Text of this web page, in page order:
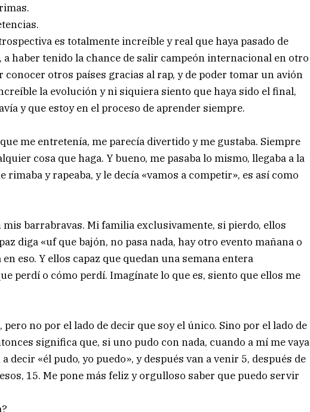
es totalmente increíble y real que haya pasado de
a haber tenido la chance de salir campeón internacional en otro
conocer otros países gracias al rap, y de poder tomar un avión
la evolución y ni siquiera siento que haya sido el final,
y que estoy en el proceso de aprender siempre.
me entretenía, me parecía divertido y me gustaba. Siempre
cosa que haga. Y bueno, me pasaba lo mismo, llegaba a la
rimaba y rapeaba, y le decía «vamos a competir», es así como
mis barrabravas. Mi familia exclusivamente, si pierdo, ellos
diga «uf que bajón, no pasa nada, hay otro evento mañana o
eso. Y ellos capaz que quedan una semana entera
perdí o cómo perdí. Imagínate lo que es, siento que ellos me
no por el lado de decir que soy el único. Sino por el lado de
significa que, si uno pudo con nada, cuando a mí me vaya
decir «él pudo, yo puedo», y después van a venir 5, después de
15. Me pone más feliz y orgulloso saber que puedo servir